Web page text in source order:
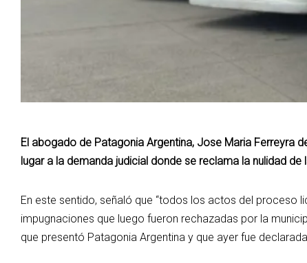
El abogado de Patagonia Argentina, Jose Maria Ferreyra
lugar a la demanda judicial donde se reclama la nulidad
En este sentido, señaló que “todos los actos del proceso
impugnaciones que luego fueron rechazadas por la
que presentó Patagonia Argentina y que ayer fue